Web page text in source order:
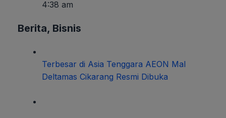
4:38 am
Berita, Bisnis
Terbesar di Asia Tenggara AEON Mal
Deltamas Cikarang Resmi Dibuka